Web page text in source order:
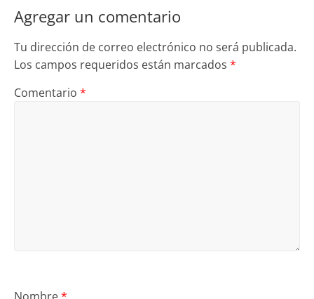
Agregar un comentario
Tu dirección de correo electrónico no será publicada.
Los campos requeridos están marcados *
Comentario *